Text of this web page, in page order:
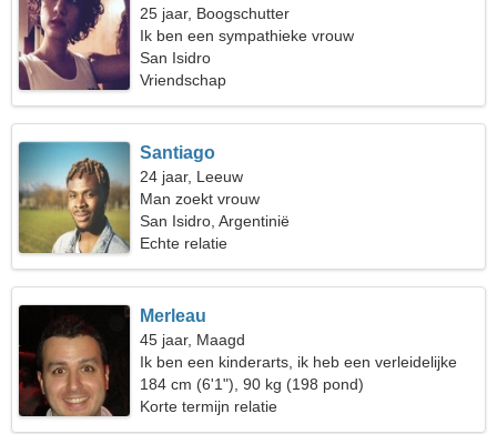
25 jaar, Boogschutter
Ik ben een sympathieke vrouw
San Isidro
Vriendschap
Santiago
24 jaar, Leeuw
Man zoekt vrouw
San Isidro, Argentinië
Echte relatie
Merleau
45 jaar, Maagd
Ik ben een kinderarts, ik heb een verleidelijke
vrouw nodig
184 cm (6'1"), 90 kg (198 pond)
Korte termijn relatie